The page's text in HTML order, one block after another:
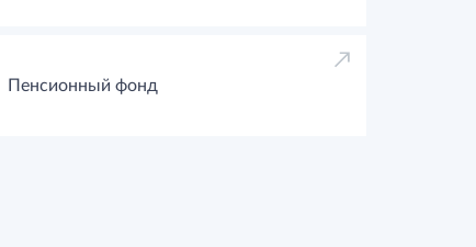
Пенсионный фонд